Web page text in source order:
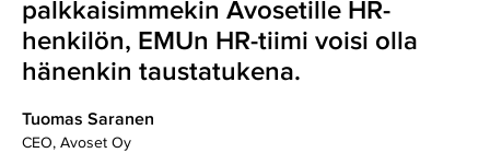
palkkaisimmekin Avosetille HR-
henkilön, EMUn HR-tiimi voisi olla
hänenkin taustatukena.
Tuomas Saranen
CEO, Avoset Oy